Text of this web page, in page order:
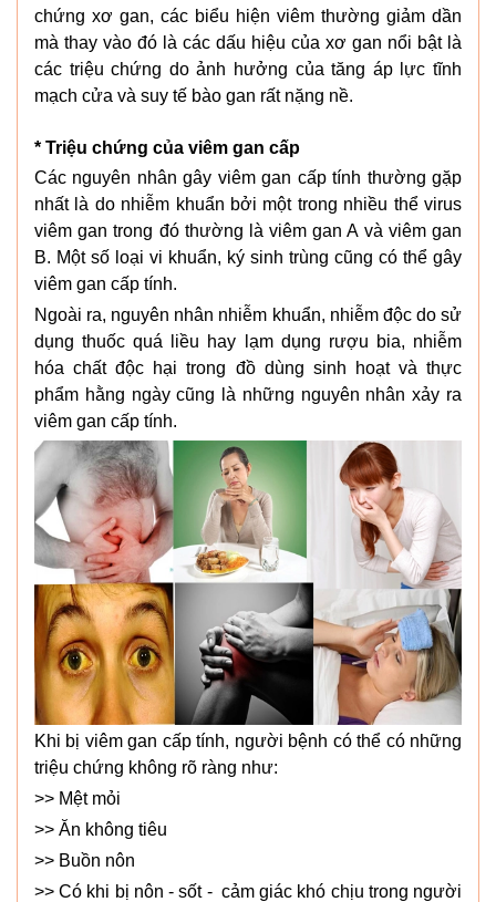
chứng xơ gan, các biểu hiện viêm thường giảm dần
mà thay vào đó là các dấu hiệu của xơ gan nổi bật là
các triệu chứng do ảnh hưởng của tăng áp lực tĩnh
mạch cửa và suy tế bào gan rất nặng nề.
* Triệu chứng của viêm gan cấp
Các nguyên nhân gây viêm gan cấp tính thường gặp
nhất là do nhiễm khuẩn bởi một trong nhiều thể virus
viêm gan trong đó thường là viêm gan A và viêm gan
B. Một số loại vi khuẩn, ký sinh trùng cũng có thể gây
viêm gan cấp tính.
Ngoài ra, nguyên nhân nhiễm khuẩn, nhiễm độc do sử
dụng thuốc quá liều hay lạm dụng rượu bia, nhiễm
hóa chất độc hại trong đồ dùng sinh hoạt và thực
phẩm hằng ngày cũng là những nguyên nhân xảy ra
viêm gan cấp tính.
Khi bị viêm gan cấp tính, người bệnh có thể có những
triệu chứng không rõ ràng như:
>> Mệt mỏi
>> Ăn không tiêu
>> Buồn nôn
>> Có khi bị nôn - sốt - cảm giác khó chịu trong người